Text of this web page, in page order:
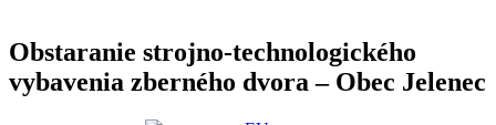
Obstaranie strojno-technologického
vybavenia zberného dvora – Obec Jelenec